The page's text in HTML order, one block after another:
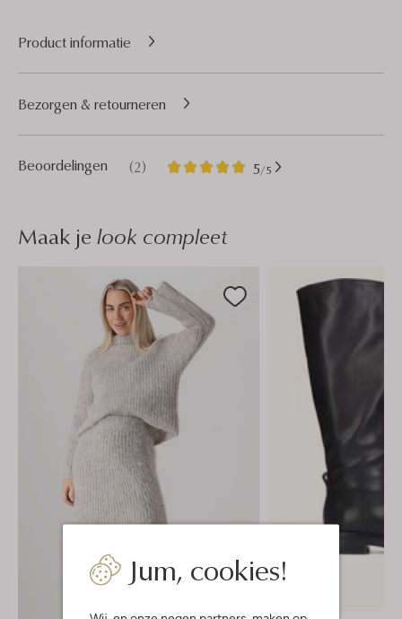
Jum, cookies!
Product informatie
Beoordelingen (2) 5/5
2
5
Bezorgen & retourneren
Maak je look compleet